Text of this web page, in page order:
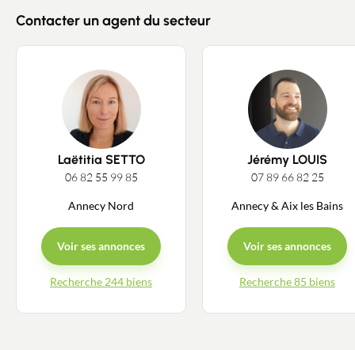
Contacter un agent du secteur
Laëtitia SETTO
06 82 55 99 85
Annecy Nord
Voir ses annonces
Recherche 244 biens
Jérémy LOUIS
07 89 66 82 25
Annecy & Aix les Bains
Voir ses annonces
Recherche 85 biens